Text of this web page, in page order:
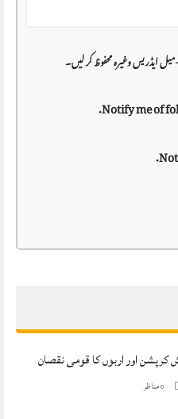
ایڈریس وغیرہ محفوظ کر لیں۔
Notify me of
کرپشن اور اربوں کا قومی نقصان
0مناظر